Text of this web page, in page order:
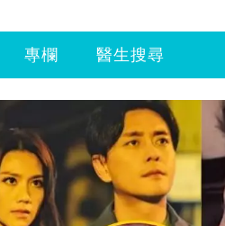
專欄 醫生搜尋